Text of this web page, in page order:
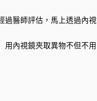
過醫師評估，馬上透過內
用內視鏡夾取異物不但不